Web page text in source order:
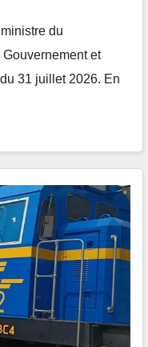
du
et
31 juillet 2026. En